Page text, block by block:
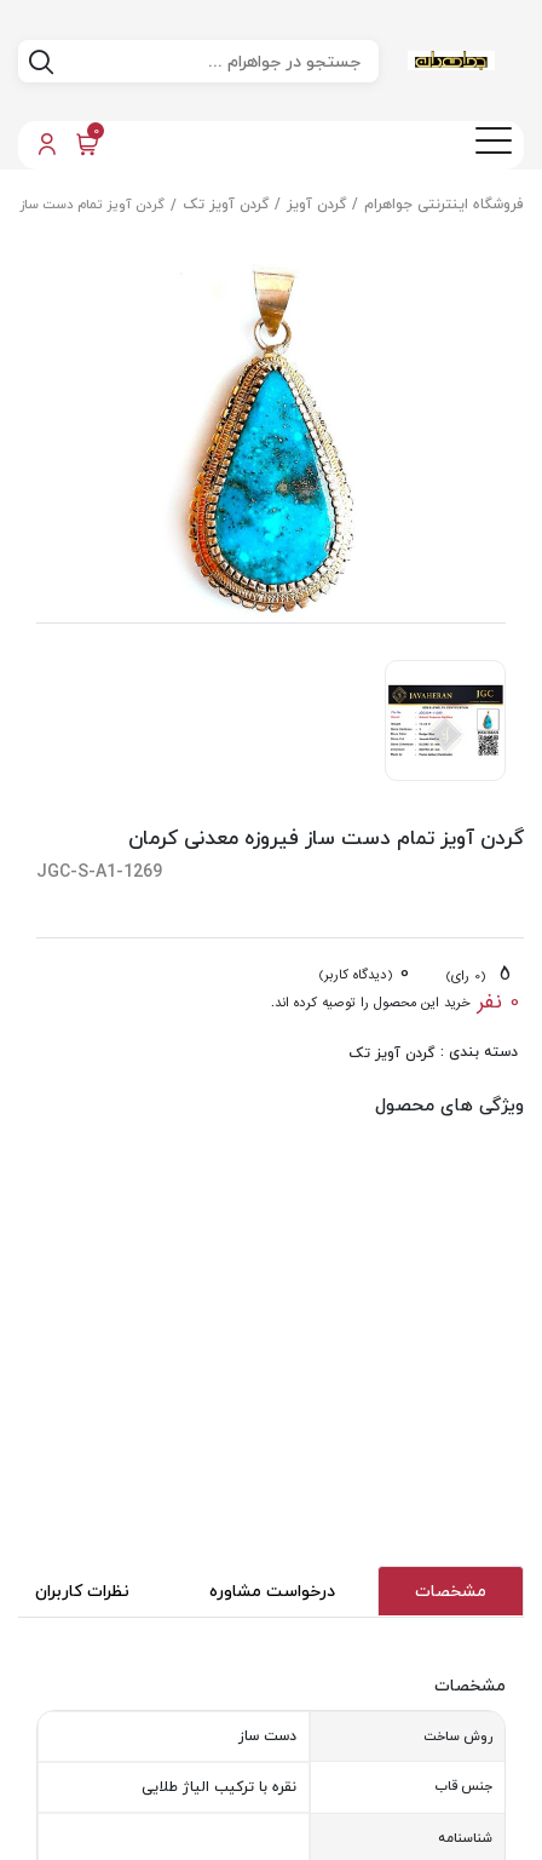
0
فروشگاه اینترنتی جواهرام گردن آویز گردن آویز تک گردن آویز تمام دست ساز
گردن آویز تمام دست ساز فیروزه معدنی کرمان
JGC-S-A1-1269
(0 رای) 0 (دیدگاه کاربر)
0 نفر خرید این محصول را توصیه کرده اند.
دسته بندی : گردن آویز تک
ویژگی های محصول
مشخصات درخواست مشاوره نظرات کاربران
مشخصات
روش ساخت دست ساز
جنس قاب نقره با ترکیب الیاژ طلایی
شناسنامه